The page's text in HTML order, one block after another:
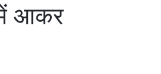
में आकर